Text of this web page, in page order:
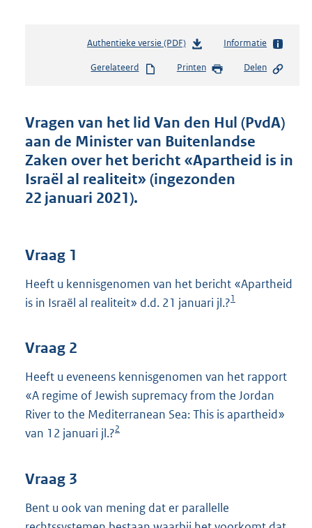
Authentieke versie (PDF)b
s
n
d
s
g
r
8
K
Informatie
Gerelateerd Printen Delen
Vragen van het lid Van den Hul (PvdA)
aan de Minister van Buitenlandse
Zaken over het bericht «Apartheid is in
Israël al realiteit» (ingezonden
22 januari 2021).
Vraag 1
Heeft u kennisgenomen van het bericht «Apartheid
is in Israël al realiteit» d.d. 21 januari jl.?1
Vraag 2
Heeft u eveneens kennisgenomen van het rapport
«A regime of Jewish supremacy from the Jordan
River to the Mediterranean Sea: This is apartheid»
van 12 januari jl.?2
Vraag 3
Bent u ook van mening dat er parallelle